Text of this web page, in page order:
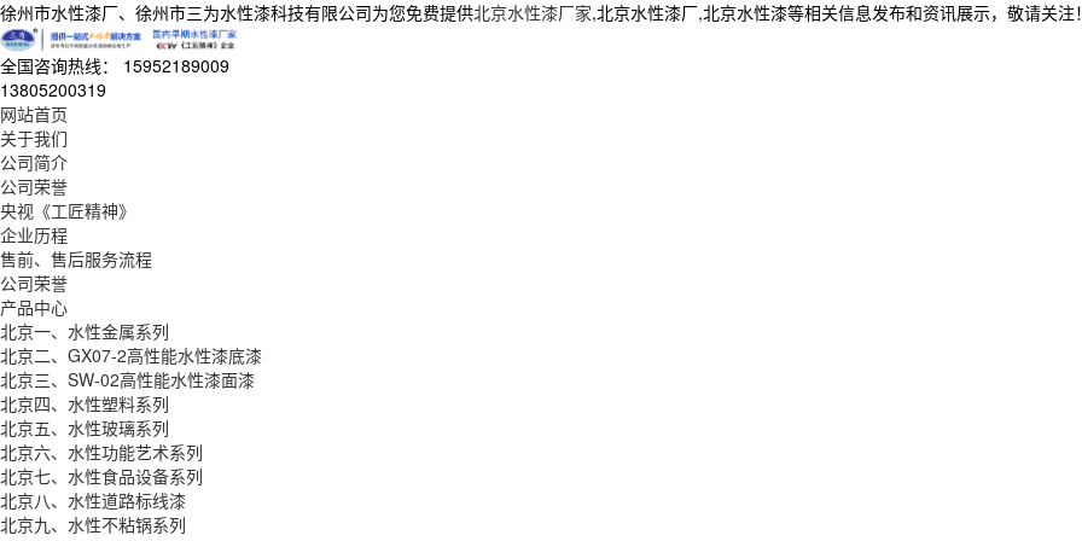
徐州市水性漆厂、徐州市三为水性漆科技有限公司为您免费提供北京水性漆厂家,北京水性漆厂,北京水性漆等相关信息发布和资讯展示，敬请关注！
全国咨询热线： 15952189009
13805200319
网站首页
关于我们
公司简介
公司荣誉
央视《工匠精神》
企业历程
售前、售后服务流程
公司荣誉
产品中心
北京一、水性金属系列
北京二、GX07-2高性能水性漆底漆
北京三、SW-02高性能水性漆面漆
北京四、水性塑料系列
北京五、水性玻璃系列
北京六、水性功能艺术系列
北京七、水性食品设备系列
北京八、水性道路标线漆
北京九、水性不粘锅系列